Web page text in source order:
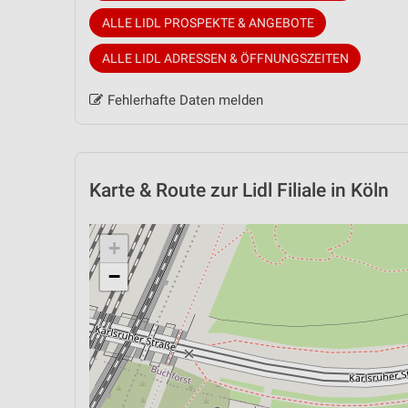
ALLE LIDL PROSPEKTE & ANGEBOTE
ALLE LIDL ADRESSEN & ÖFFNUNGSZEITEN
Fehlerhafte Daten melden
Karte & Route zur Lidl Filiale in Köln
+
−